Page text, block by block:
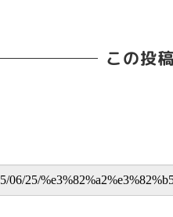
この投